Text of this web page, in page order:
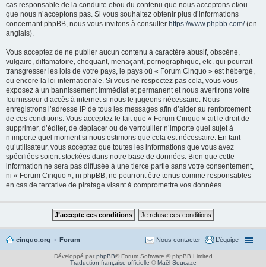
cas responsable de la conduite et/ou du contenu que nous acceptons et/ou
que nous n’acceptons pas. Si vous souhaitez obtenir plus d’informations
concernant phpBB, nous vous invitons à consulter https://www.phpbb.com/(en
anglais).
Vous acceptez de ne publier aucun contenu à caractère abusif, obscène,
vulgaire, diffamatoire, choquant, menaçant, pornographique, etc. qui pourrait
transgresser les lois de votre pays, le pays où « Forum Cinquo » est hébergé,
ou encore la loi internationale. Si vous ne respectez pas cela, vous vous
exposez à un bannissement immédiat et permanent et nous avertirons votre
fournisseur d’accès à internet si nous le jugeons nécessaire. Nous
enregistrons l’adresse IP de tous les messages afin d’aider au renforcement
de ces conditions. Vous acceptez le fait que « Forum Cinquo » ait le droit de
supprimer, d’éditer, de déplacer ou de verrouiller n’importe quel sujet à
n’importe quel moment si nous estimons que cela est nécessaire. En tant
qu’utilisateur, vous acceptez que toutes les informations que vous avez
spécifiées soient stockées dans notre base de données. Bien que cette
information ne sera pas diffusée à une tierce partie sans votre consentement,
ni « Forum Cinquo », ni phpBB, ne pourront être tenus comme responsables
en cas de tentative de piratage visant à compromettre vos données.
cinquo.org Forum L’équipe
Nous contacter
Développé par phpBB® Forum Software © phpBB Limited
Traduction française officielle ©Maël Soucaze